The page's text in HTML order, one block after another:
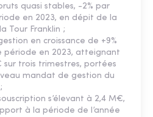
quasi stables, -2% par
en 2023, en dépit de la
Tour Franklin ;
en croissance de +9%
en 2023, atteignant
sur trois trimestres, portées
mandat de gestion du
s’élevant à 2,4 M€,
à la période de l’année